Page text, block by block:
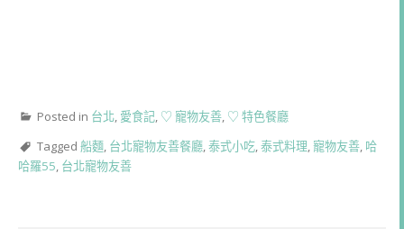
Posted in 台北, 愛食記, ♡ 寵物友善, ♡ 特色餐廳
Tagged 船麵, 台北寵物友善餐廳,泰式小吃,泰式料理,寵物友善, 哈
哈羅55, 台北寵物友善